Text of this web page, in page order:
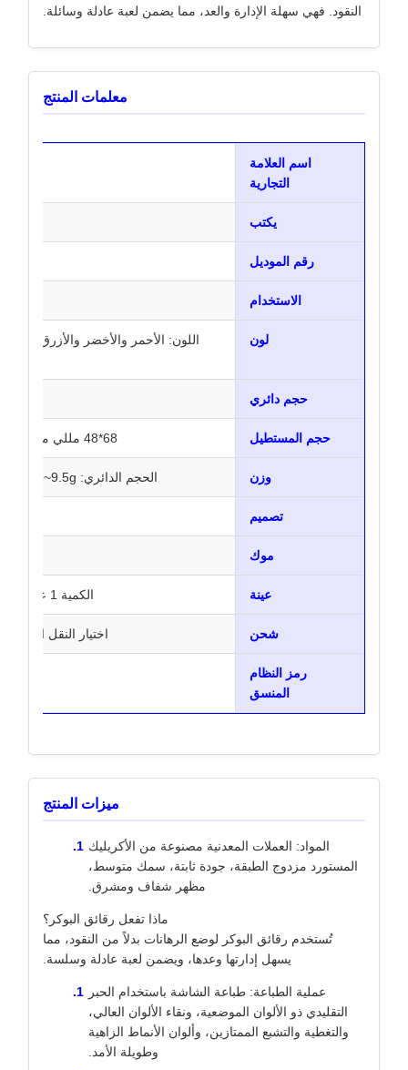
النقود. فهي سهلة الإدارة والعد، مما يضمن لعبة عادلة وسائلة.
معلمات المنتج
اسم العلامة
التجارية
يكتب
رقم الموديل
الاستخدام
لون اللون: الأحمر والأخضر والأزرق
حجم دائري
حجم المستطيل 68*48 مللي متر ، 81*56 مللي متر ، 94*66 مللي متر
وزن الحجم الدائري: NW-4.8~9.5g، حجم المستطيل: NW-15~34g
تصميم
موك
عينة الكمية 1 عينة متاحة، المشتري يدفع رسوم الشحن
شحن اختيار النقل
رمز النظام
المنسق
ميزات المنتج
المواد: العملات المعدنية مصنوعة من الأكريليك
المستورد مزدوج الطبقة، جودة ثابتة، سمك متوسط،
مظهر شفاف ومشرق.
ماذا تفعل رقائق البوكر؟
تُستخدم رقائق البوكر لوضع الرهانات بدلاً من النقود، مما
يسهل إدارتها وعدها، ويضمن لعبة عادلة وسلسة.
عملية الطباعة: طباعة الشاشة باستخدام الحبر
التقليدي ذو الألوان الموضعية، ونقاء الألوان العالي،
والتغطية والتشبع الممتازين، وألوان الأنماط الزاهية
وطويلة الأمد.